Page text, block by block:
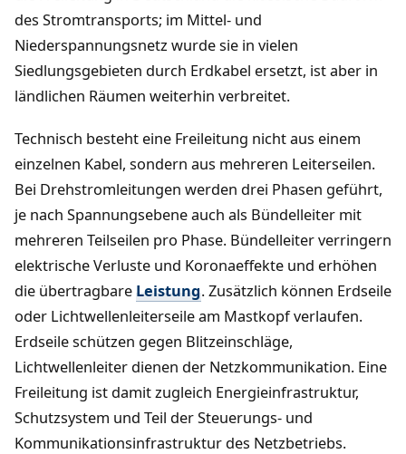
des Stromtransports; im Mittel- und
Niederspannungsnetz wurde sie in vielen
Siedlungsgebieten durch Erdkabel ersetzt, ist aber in
ländlichen Räumen weiterhin verbreitet.
Technisch besteht eine Freileitung nicht aus einem
einzelnen Kabel, sondern aus mehreren Leiterseilen.
Bei Drehstromleitungen werden drei Phasen geführt,
je nach Spannungsebene auch als Bündelleiter mit
mehreren Teilseilen pro Phase. Bündelleiter verringern
elektrische Verluste und Koronaeffekte und erhöhen
die übertragbare Leistung. Zusätzlich können Erdseile
oder Lichtwellenleiterseile am Mastkopf verlaufen.
Erdseile schützen gegen Blitzeinschläge,
Lichtwellenleiter dienen der Netzkommunikation. Eine
Freileitung ist damit zugleich Energieinfrastruktur,
Schutzsystem und Teil der Steuerungs- und
Kommunikationsinfrastruktur des Netzbetriebs.